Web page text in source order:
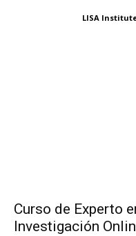
LISA
Curso de Experto
Investigación